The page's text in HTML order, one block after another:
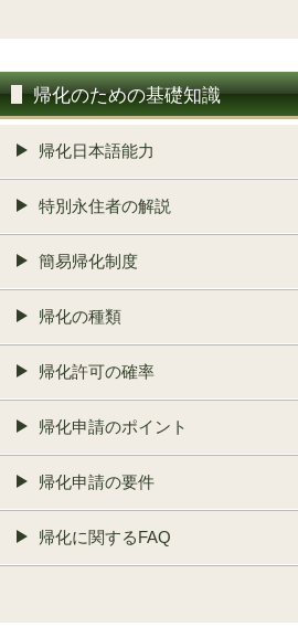
帰化のための基礎知識
帰化日本語能力
特別永住者の解説
簡易帰化制度
帰化の種類
帰化許可の確率
帰化申請のポイント
帰化申請の要件
帰化に関するFAQ